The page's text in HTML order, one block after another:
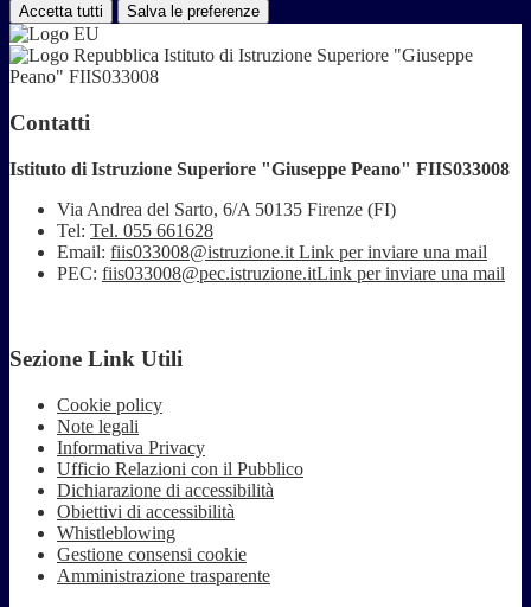
Accetta tutti Salva le preferenze
Istituto di Istruzione Superiore "Giuseppe
Peano" FIIS033008
Contatti
Istituto di Istruzione Superiore "Giuseppe Peano" FIIS033008
Via Andrea del Sarto, 6/A 50135 Firenze (FI)
Tel: Tel. 055 661628
Email: fiis033008@istruzione.it Link per inviare una mail
PEC: fiis033008@pec.istruzione.itLink per inviare una mail
Sezione Link Utili
Cookie policy
Note legali
Informativa Privacy
Ufficio Relazioni con il Pubblico
Dichiarazione di accessibilità
Obiettivi di accessibilità
Whistleblowing
Gestione consensi cookie
Amministrazione trasparente